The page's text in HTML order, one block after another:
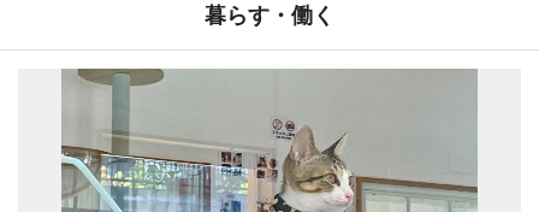
暮らす・働く